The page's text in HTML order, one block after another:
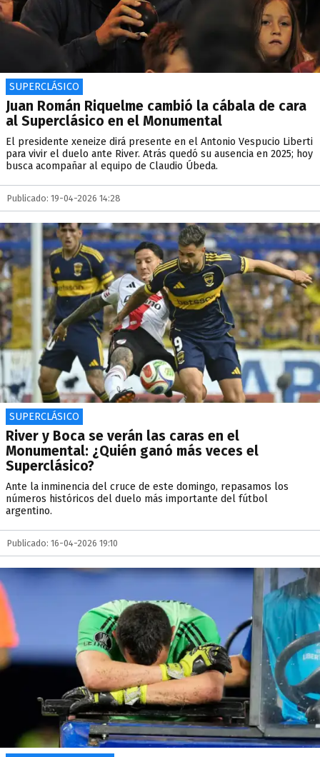
SUPERCLÁSICO
Juan Román Riquelme cambió la cábala de cara
al Superclásico en el Monumental
El presidente xeneize dirá presente en el Antonio Vespucio Liberti
para vivir el duelo ante River. Atrás quedó su ausencia en 2025; hoy
busca acompañar al equipo de Claudio Úbeda.
Publicado: 19-04-2026 14:28
SUPERCLÁSICO
River y Boca se verán las caras en el
Monumental: ¿Quién ganó más veces el
Superclásico?
Ante la inminencia del cruce de este domingo, repasamos los
números históricos del duelo más importante del fútbol
argentino.
Publicado: 16-04-2026 19:10